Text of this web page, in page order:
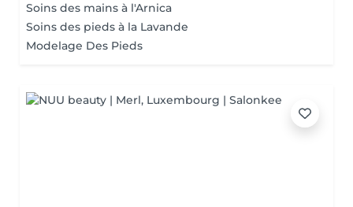
Soins des mains à l'Arnica
Soins des pieds à la Lavande
Modelage Des Pieds